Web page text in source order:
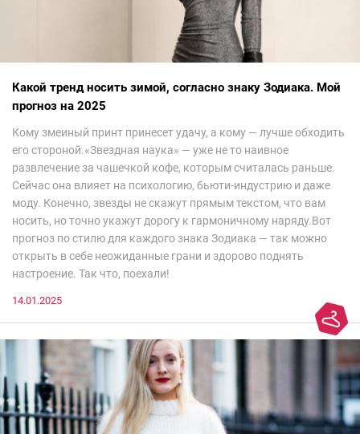
Какой тренд носить зимой, согласно знаку Зодиака. Мой
прогноз на 2025
Кому змеиный принт принесет удачу, а кому — лучше обходить
его стороной.«Звездная наука» — уже не то наивное
развлечение за чашечкой кофе, которым считалась раньше.
Сейчас она влияет на психологию, бьюти-индустрию и даже
моду. Конечно, звезды не скажут прямым текстом, что вам
носить, но точно укажут дорогу к гармоничному наряду.Вот
прогноз по стилю для каждого знака Зодиака — так можно
открыть в себе неожиданные грани и здорово поднять
настроение. Так что, поехали!
14.01.2025